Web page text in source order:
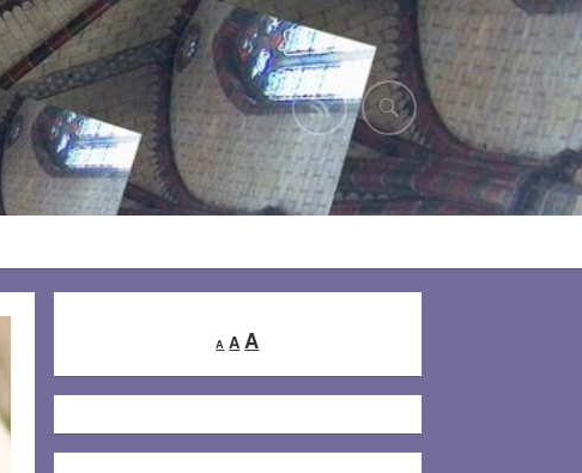
A
Decrease
font
A Reset
AIncrease
font